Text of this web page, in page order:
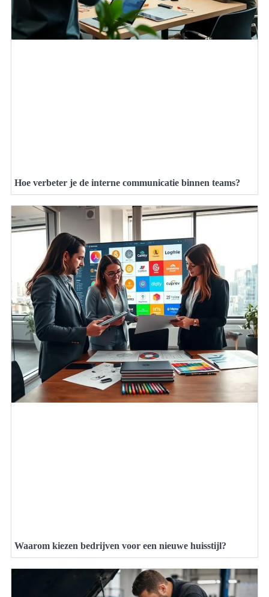
Hoe verbeter je de interne communicatie binnen teams?
Waarom kiezen bedrijven voor een nieuwe huisstijl?